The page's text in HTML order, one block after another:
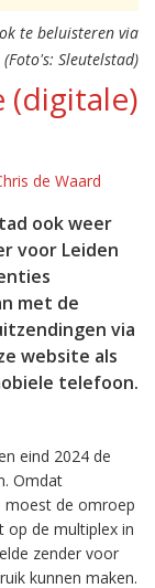
te beluisteren via
(Foto's: Sleutelstad)
(digitale)
de Waard
ook weer
voor Leiden
met de
via
website als
telefoon.
eind 2024 de
Omdat
moest de omroep
op de multiplex in
zender voor
kunnen maken.